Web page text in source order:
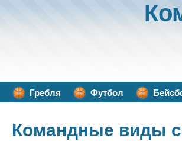
Гребля Футбол
Командные виды